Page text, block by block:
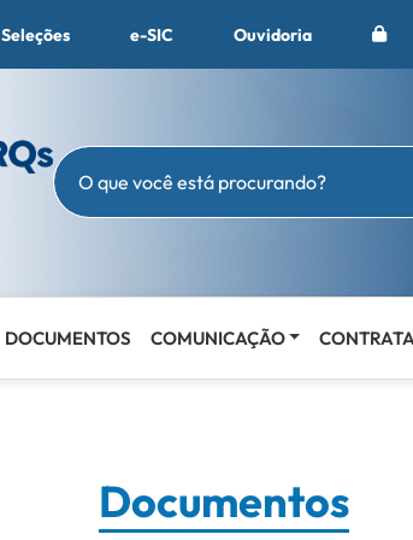
Seleções e-SIC Ouvidoria
O que você está procurando?
DOCUMENTOS COMUNICAÇÃO
Documentos